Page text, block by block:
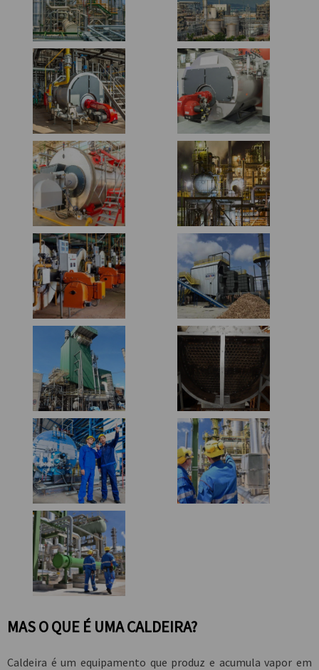
MAS O QUE É UMA CALDEIRA?
Caldeira é um equipamento que produz e acumula vapor em